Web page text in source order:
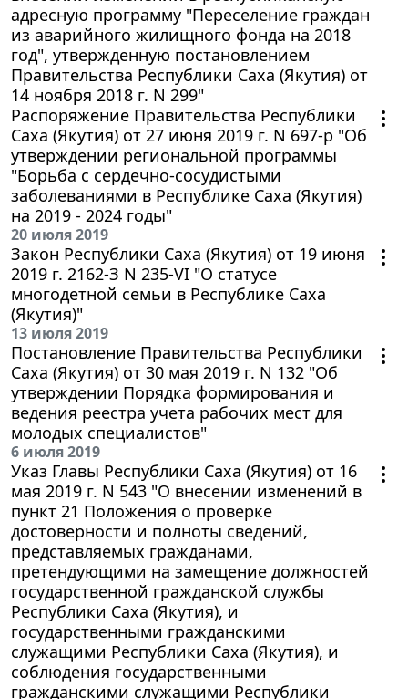
адресную программу "Переселение граждан
из аварийного жилищного фонда на 2018
год", утвержденную постановлением
Правительства Республики Саха (Якутия) от
14 ноября 2018 г. N 299"
Распоряжение Правительства Республики
Саха (Якутия) от 27 июня 2019 г. N 697-р "Об
утверждении региональной программы
"Борьба с сердечно-сосудистыми
заболеваниями в Республике Саха (Якутия)
на 2019 - 2024 годы"
20 июля 2019
Закон Республики Саха (Якутия) от 19 июня
2019 г. 2162-З N 235-VI "О статусе
многодетной семьи в Республике Саха
(Якутия)"
13 июля 2019
Постановление Правительства Республики
Саха (Якутия) от 30 мая 2019 г. N 132 "Об
утверждении Порядка формирования и
ведения реестра учета рабочих мест для
молодых специалистов"
6 июля 2019
Указ Главы Республики Саха (Якутия) от 16
мая 2019 г. N 543 "О внесении изменений в
пункт 21 Положения о проверке
достоверности и полноты сведений,
представляемых гражданами,
претендующими на замещение должностей
государственной гражданской службы
Республики Саха (Якутия), и
государственными гражданскими
служащими Республики Саха (Якутия), и
соблюдения государственными
гражданскими служащими Республики